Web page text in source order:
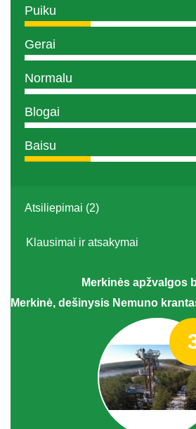
Puiku
Gerai
Normalu
Blogai
Baisu
Atsiliepimai (2)
Klausimai ir atsakymai
Merkinės apžvalgos
Merkinė, dešinysis Nemuno